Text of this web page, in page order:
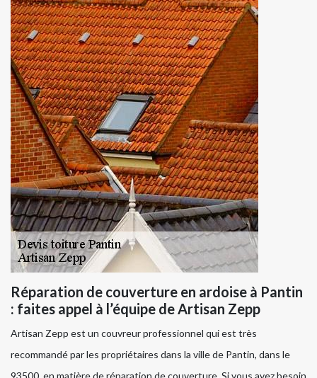
Réparation de couverture en ardoise à Pantin
: faites appel à l’équipe de Artisan Zepp
Artisan Zepp est un couvreur professionnel qui est très
recommandé par les propriétaires dans la ville de Pantin, dans le